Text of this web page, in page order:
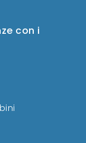
con i